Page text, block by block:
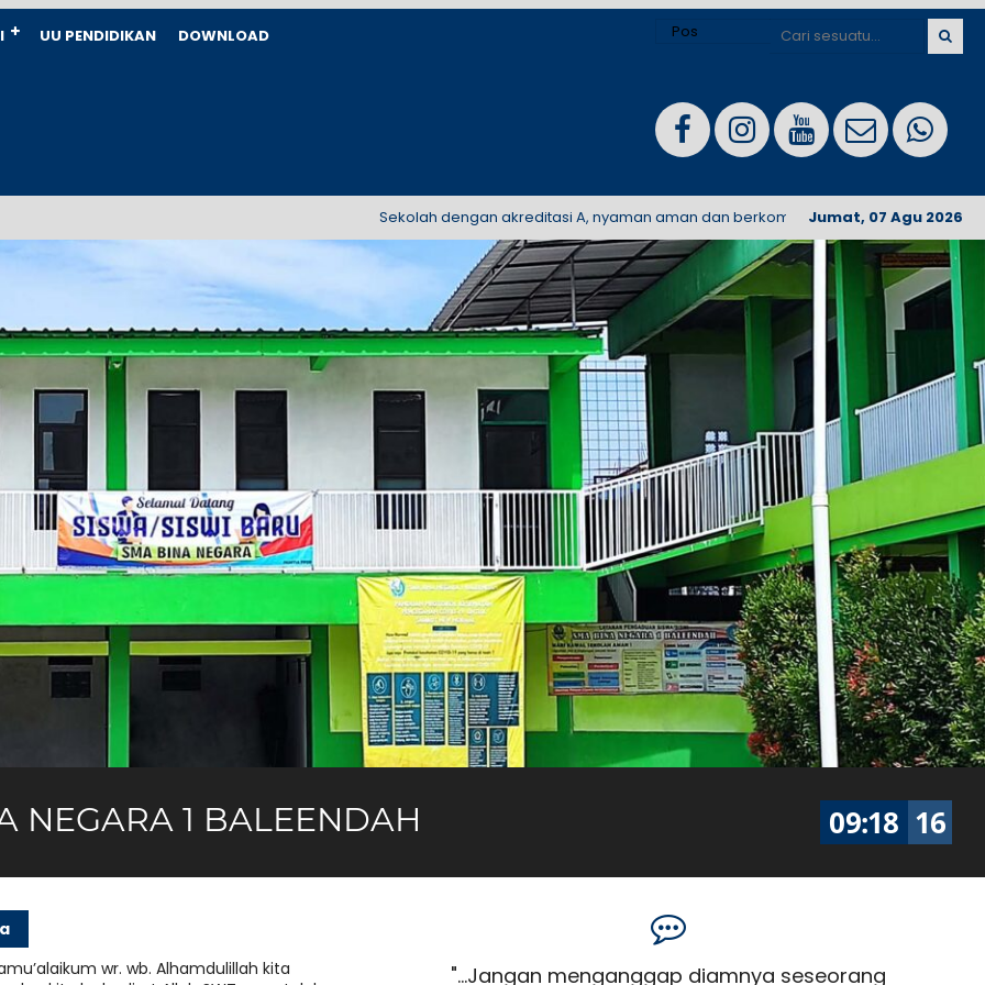
UU PENDIDIKAN DOWNLOAD
Jumat, 07 Agu 2026
Sekolah dengan akreditasi A, nyaman aman dan berkompeten. Ayo sekolahkan putera-
NEGARA 1 BALEENDAH 09:18 16
wr. wb. Alhamdulillah kita
sejati adalah dia yang selalu memberi
"...Jangan menganggap diamnya seseorang